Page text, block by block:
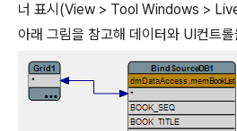
너 표시(View > Tool Windows >
아래 그림을 참고해 데이터와 UI컨트